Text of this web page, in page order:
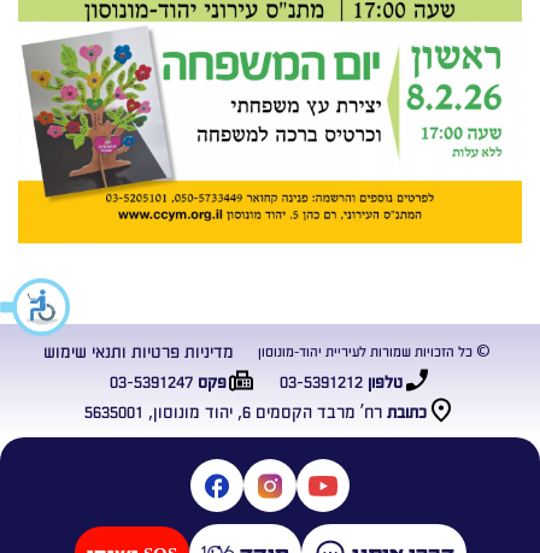
כתובת רח’ מרבד הקסמים 6, יהוד מונוסון, 5635001
טלפון03-5391212 פקס03-5391247
© כל הזכויות שמורות לעיריית יהוד-מונוסון מדיניות פרטיות ותנאי שימוש